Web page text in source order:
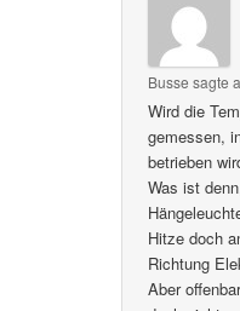
Busse sagte
Wird die
gemessen,
betrieben
Was ist
Hitze doch
Richtung
Aber